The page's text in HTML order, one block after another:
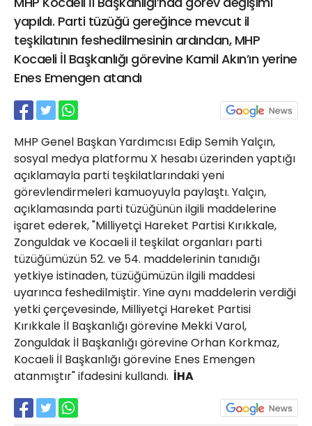
yapıldı. Parti tüzüğü gereğince mevcut il
teşkilatının feshedilmesinin ardından, MHP
Kocaeli İl Başkanlığı görevine Kamil Akın’ın yerine
Enes Emengen atandı
MHP Genel Başkan Yardımcısı Edip Semih Yalçın,
sosyal medya platformu X hesabı üzerinden yaptığı
açıklamayla parti teşkilatlarındaki yeni
görevlendirmeleri kamuoyuyla paylaştı. Yalçın,
açıklamasında parti tüzüğünün ilgili maddelerine
işaret ederek, "Milliyetçi Hareket Partisi Kırıkkale,
Zonguldak ve Kocaeli il teşkilat organları parti
tüzüğümüzün 52. ve 54. maddelerinin tanıdığı
yetkiye istinaden, tüzüğümüzün ilgili maddesi
uyarınca feshedilmiştir. Yine aynı maddelerin verdiği
yetki çerçevesinde, Milliyetçi Hareket Partisi
Kırıkkale İl Başkanlığı görevine Mekki Varol,
Zonguldak İl Başkanlığı görevine Orhan Korkmaz,
Kocaeli İl Başkanlığı görevine Enes Emengen
atanmıştır" ifadesini kullandı. İHA
21 Gölcük
02624132333
haber@golcukpostasi.com